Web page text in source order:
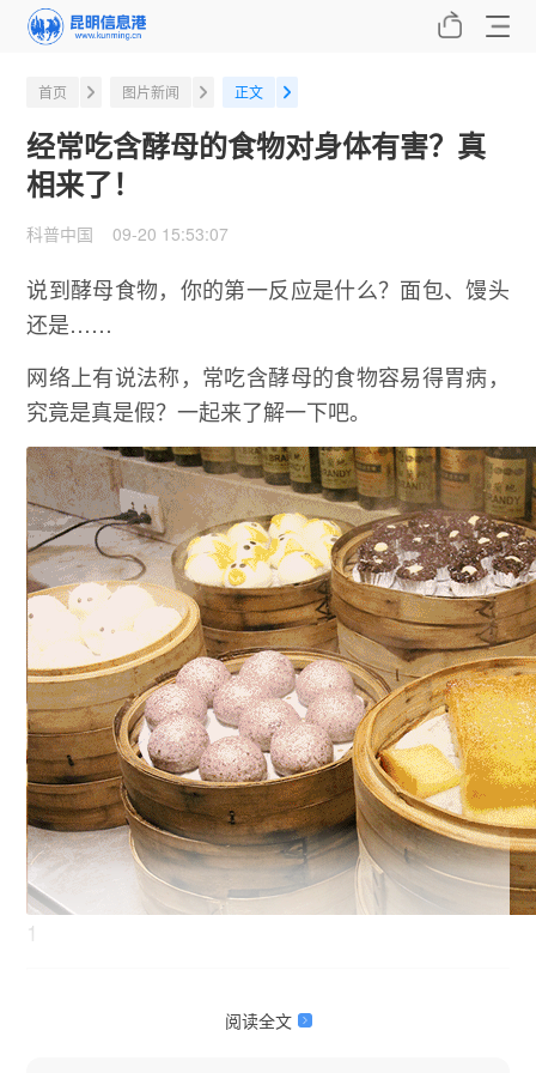
首页 图片新闻 正文
经常吃含酵母的食物对身体有害？真
相来了！
科普中国 09-20 15:53:07
说到酵母食物，你的第一反应是什么？面包、馒头
还是……
网络上有说法称，常吃含酵母的食物容易得胃病，
究竟是真是假？一起来了解一下吧。
1
阅读全文